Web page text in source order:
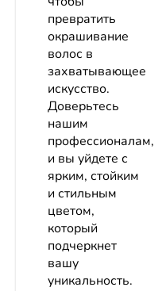
превратить
окрашивание
волос в
захватывающее
искусство.
Доверьтесь
нашим
профессионалам,
и вы уйдете с
ярким, стойким
и стильным
цветом,
который
подчеркнет
вашу
уникальность.